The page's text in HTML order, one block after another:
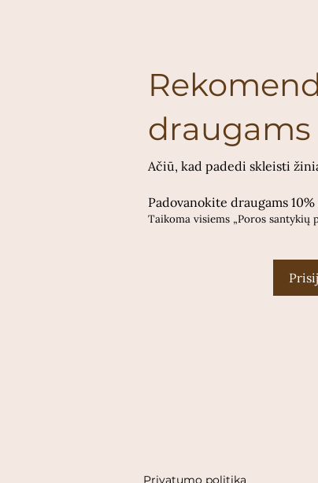
draugams
Ačiū, kad padedi skleisti
Padovanokite draugams
Taikoma visiems „Poros santykių
Privatumo politika